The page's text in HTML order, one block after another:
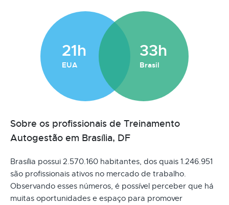
21h
EUA
33h
Brasil
Sobre os profissionais de Treinamento
Autogestão em Brasília, DF
Brasília possui 2.570.160 habitantes, dos quais 1.246.951
são profissionais ativos no mercado de trabalho.
Observando esses números, é possível perceber que há
muitas oportunidades e espaço para promover